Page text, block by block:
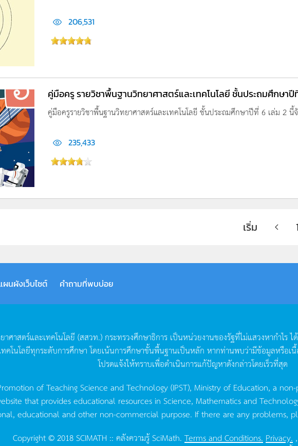
206,531
คู่มือครู รายวิชาพื้นฐานวิทยาศาสตร์และเทคโนโลยี ชั้นประถมศึกษาปี
คู่มือครูรายวิชาพื้นฐานวิทยาศาสตร์และเทคโนโลยี ชั้นประถมศึกษาปีที่ 6 เล่ม 2 นี้
235,433
เริ่ม 1
ผนผังเว็บไซต์ คำถามที่พบบ่อย
ศาสตร์และเทคโนโลยี (สสวท.) กระทรวงศึกษาธิการ เป็นหน่วยงานของรัฐที่ไม่แสวงหากำไรไ
คโนโลยีทุกระดับการศึกษา โดยเน้นการศึกษาขั้นพื้นฐานเป็นหลัก หากท่านพบว่ามีข้อมูลหรือเนื้
โปรดแจ้งให้ทราบเพื่อดำเนินการแก้ปัญหาดังกล่าวโดยเร็วที่สุด
of Teaching Science and Technology (IPST), Ministry of Education, a
that provides educational resources in Science, Mathematics and
educational and other non-commercial purpose. If there are any problems,
Copyright © 2018 SCIMATH :: คลังความรู้ SciMath.Terms and Conditions. Privacy.